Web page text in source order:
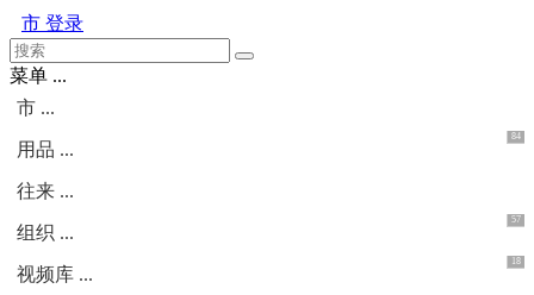
市 登录
菜单 ...
市 ...
用品 ...
84
往来 ...
组织 ...
57
视频库 ...
18